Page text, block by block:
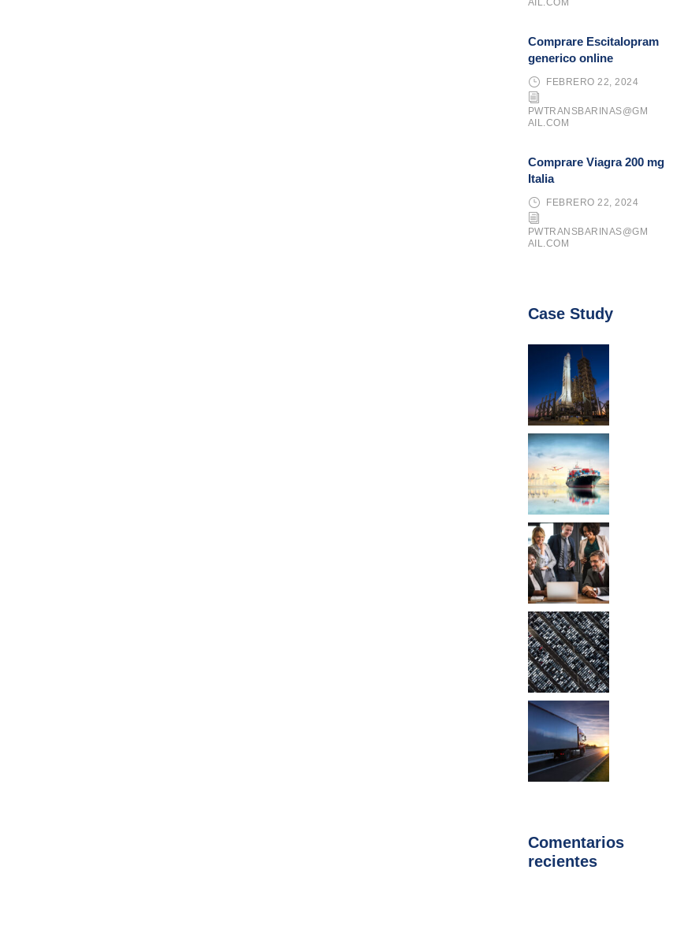
Comprare Escitalopram
generico online
FEBRERO 22, 2024
PWTRANSBARINAS@GM
AIL.COM
Comprare Viagra 200 mg
Italia
FEBRERO 22, 2024
PWTRANSBARINAS@GM
AIL.COM
Case Study
Comentarios
recientes